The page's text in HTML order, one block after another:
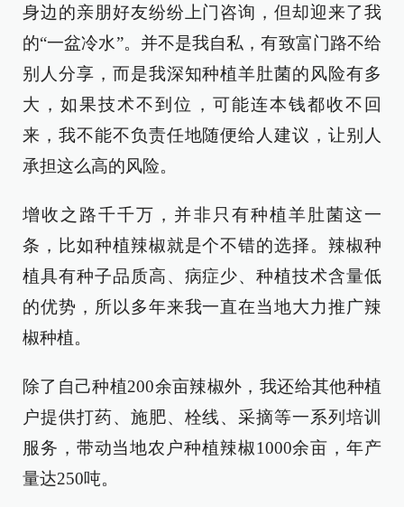
身边的亲朋好友纷纷上门咨询，但却迎来了我
的“一盆冷水”。并不是我自私，有致富门路不给
别人分享，而是我深知种植羊肚菌的风险有多
大，如果技术不到位，可能连本钱都收不回
来，我不能不负责任地随便给人建议，让别人
承担这么高的风险。
增收之路千千万，并非只有种植羊肚菌这一
条，比如种植辣椒就是个不错的选择。辣椒种
植具有种子品质高、病症少、种植技术含量低
的优势，所以多年来我一直在当地大力推广辣
椒种植。
除了自己种植200余亩辣椒外，我还给其他种植
户提供打药、施肥、栓线、采摘等一系列培训
服务，带动当地农户种植辣椒1000余亩，年产
量达250吨。